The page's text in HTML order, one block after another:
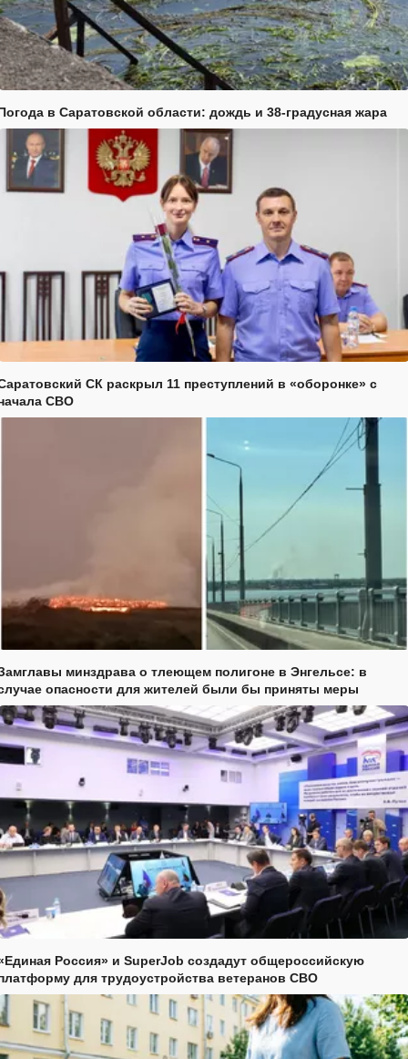
в Саратовской области: дождь и 38-градусная жара
СК раскрыл 11 преступлений в «оборонке» с
СВО
минздрава о тлеющем полигоне в Энгельсе: в
опасности для жителей были бы приняты меры
Россия» и SuperJob создадут общероссийскую
для трудоустройства ветеранов СВО